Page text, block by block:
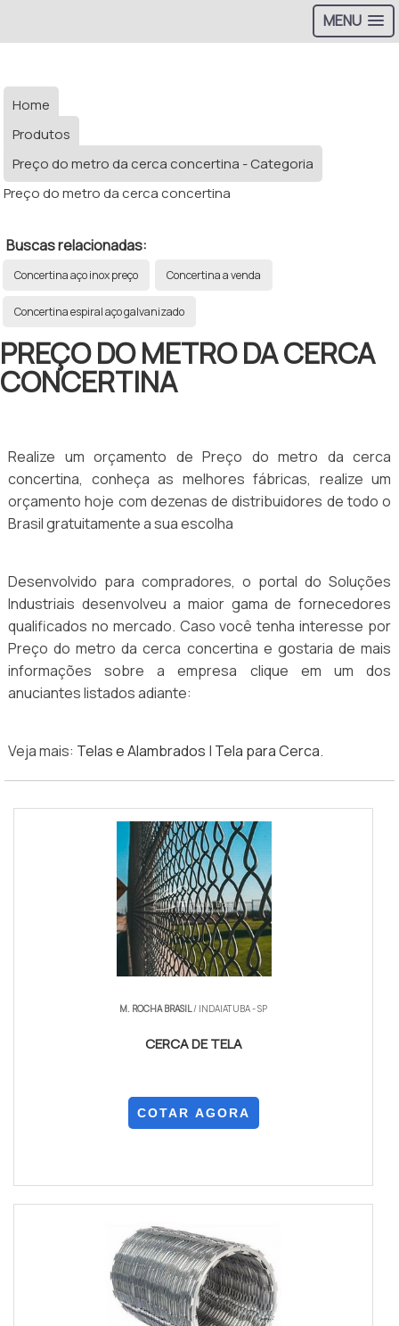
MENU
Home
Produtos
Preço do metro da cerca concertina - Categoria
Preço do metro da cerca concertina
Buscas relacionadas:
Concertina aço inox preço Concertina a venda
Concertina espiral aço galvanizado
PREÇO DO METRO DA CERCA
CONCERTINA
Realize um orçamento de Preço do metro da cerca
concertina, conheça as melhores fábricas, realize um
orçamento hoje com dezenas de distribuidores de todo o
Brasil gratuitamente a sua escolha
Desenvolvido para compradores, o portal do Soluções
Industriais desenvolveu a maior gama de fornecedores
qualificados no mercado. Caso você tenha interesse por
Preço do metro da cerca concertina e gostaria de mais
informações sobre a empresa clique em um dos
anuciantes listados adiante:
Veja mais: Telas e Alambrados | Tela para Cerca.
M. ROCHA BRASIL/ INDAIATUBA - SP
CERCA DE TELA
COTAR AGORA